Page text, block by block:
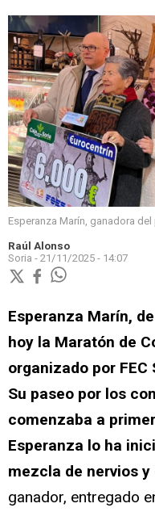
Esperanza Marín, ganadora
Raúl Alonso
Soria - 21/11/2025 - 14:07
Esperanza Marín,
hoy la Maratón de
organizado por FEC
Su paseo por los
comenzaba a
Esperanza lo ha
mezcla de nervios y
ganador, entregado